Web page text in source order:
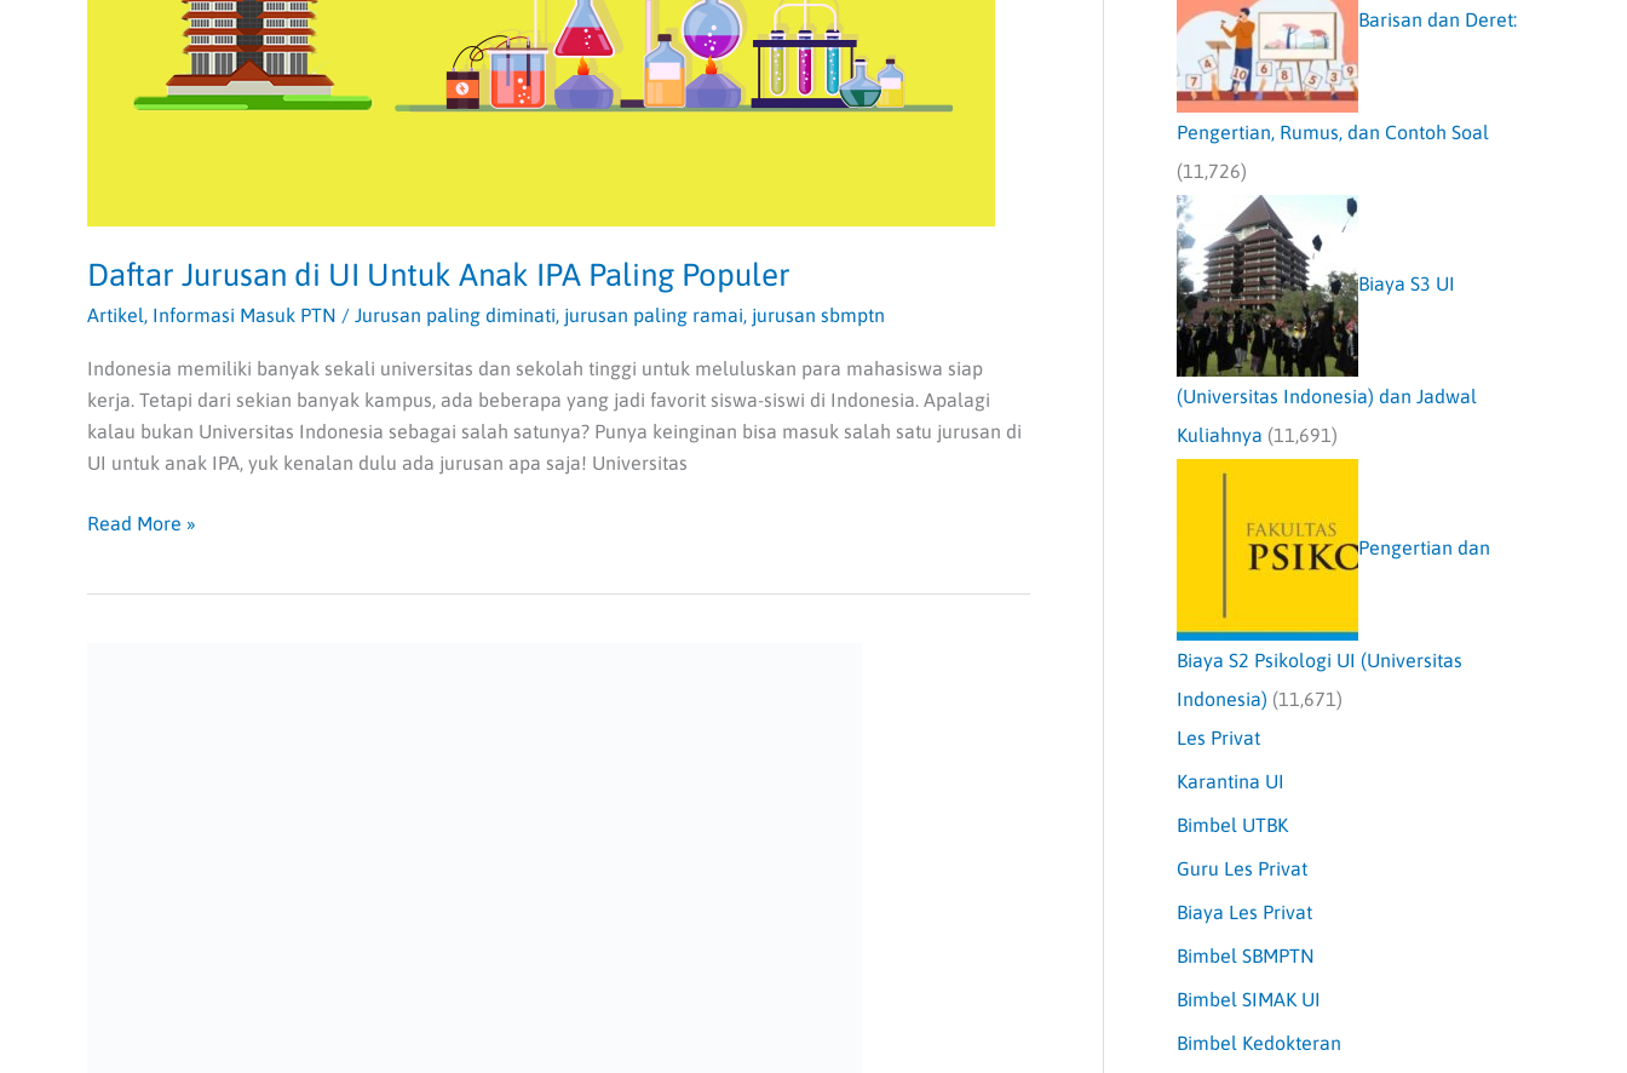
Daftar Jurusan di UI Untuk Anak IPA Paling Populer
Artikel, Informasi Masuk PTN / Jurusan paling diminati, jurusan paling ramai, jurusan sbmptn
Indonesia memiliki banyak sekali universitas dan sekolah tinggi untuk meluluskan para mahasiswa siap
kerja. Tetapi dari sekian banyak kampus, ada beberapa yang jadi favorit siswa-siswi di Indonesia. Apalagi
kalau bukan Universitas Indonesia sebagai salah satunya? Punya keinginan bisa masuk salah satu jurusan di
UI untuk anak IPA, yuk kenalan dulu ada jurusan apa saja! Universitas
Read More »
Barisan dan Deret:
Pengertian, Rumus, dan Contoh Soal
(11,726)
Biaya S3 UI
(Universitas Indonesia) dan Jadwal
Kuliahnya (11,691)
Pengertian dan
Biaya S2 Psikologi UI (Universitas
Indonesia) (11,671)
Les Privat
Karantina UI
Bimbel UTBK
Guru Les Privat
Biaya Les Privat
Bimbel SBMPTN
Bimbel SIMAK UI
Bimbel Kedokteran